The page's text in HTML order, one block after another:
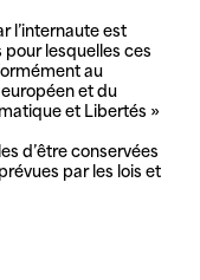
l’internaute est
pour lesquelles ces
au
et du
et Libertés »
d’être conservées
par les lois et